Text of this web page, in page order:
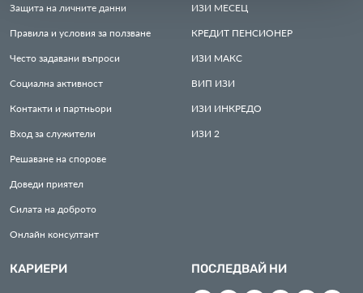
Защита на личните данни
Правила и условия за ползване
Често задавани въпроси
Социална активност
Контакти и партньори
Вход за служители
Решаване на спорове
Доведи приятел
Силата на доброто
Онлайн консултант
ИЗИ МЕСЕЦ
КРЕДИТ ПЕНСИОНЕР
ИЗИ МАКС
ВИП ИЗИ
ИЗИ ИНКРЕДО
ИЗИ 2
КАРИЕРИ ПОСЛЕДВАЙ НИ